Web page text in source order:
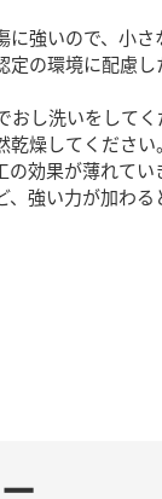
強いので、小
の環境に配慮し
し洗いをしてく
燥してください。
効果が薄れてい
強い力が加わる